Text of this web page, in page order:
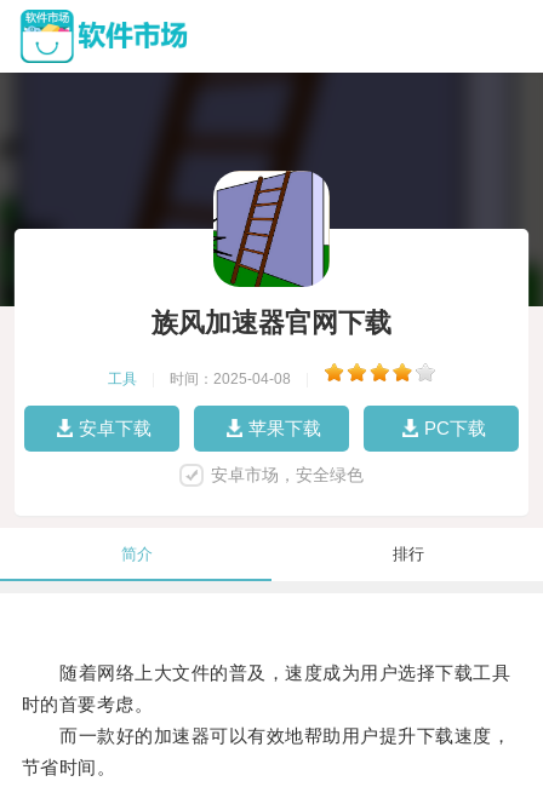
族风加速器官网下载
工具 时间：2025-04-08
安卓下载 苹果下载 PC下载
安卓市场，安全绿色
简介 排行
随着网络上大文件的普及，速度成为用户选择下载工具
时的首要考虑。
而一款好的加速器可以有效地帮助用户提升下载速度，
节省时间。